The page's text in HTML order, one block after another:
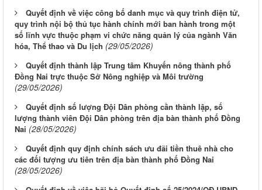
Quyết định về việc công bố danh mục và quy trình điện tử,
quy trình nội bộ thủ tục hành chính mới ban hành trong một
số lĩnh vực thuộc phạm vi chức năng quản lý của ngành Văn
hóa, Thể thao và Du lịch (29/05/2026)
Quyết định thành lập Trung tâm Khuyến nông thành phố
Đồng Nai trực thuộc Sở Nông nghiệp và Môi trường
(29/05/2026)
Quyết định số lượng Đội Dân phòng cần thành lập, số
lượng thành viên Đội Dân phòng trên địa bàn thành phố Đồng
Nai (28/05/2026)
Quyết định quy định chính sách ưu đãi tiền thuê nhà cho
các đối tượng ưu tiên trên địa bàn thành phố Đồng Nai
(28/05/2026)